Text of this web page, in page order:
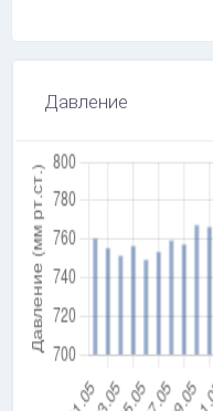
Давление